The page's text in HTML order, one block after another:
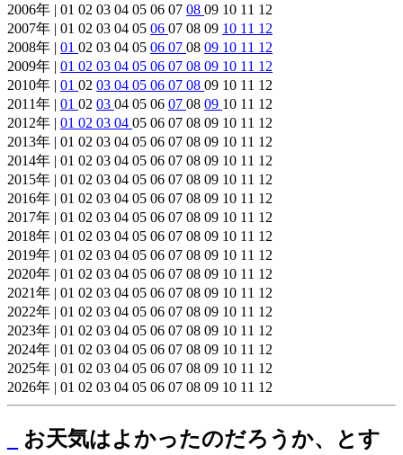
2006年 | 01 02 03 04 05 06 07 08 09 10 11 12
2007年 | 01 02 03 04 05 06 07 08 09 10 11 12
2008年 | 01 02 03 04 05 06 07 08 09 10 11 12
2009年 | 01 02 03 04 05 06 07 08 09 10 11 12
2010年 | 01 02 03 04 05 06 07 08 09 10 11 12
2011年 | 01 02 03 04 05 06 07 08 09 10 11 12
2012年 | 01 02 03 04 05 06 07 08 09 10 11 12
2013年 | 01 02 03 04 05 06 07 08 09 10 11 12
2014年 | 01 02 03 04 05 06 07 08 09 10 11 12
2015年 | 01 02 03 04 05 06 07 08 09 10 11 12
2016年 | 01 02 03 04 05 06 07 08 09 10 11 12
2017年 | 01 02 03 04 05 06 07 08 09 10 11 12
2018年 | 01 02 03 04 05 06 07 08 09 10 11 12
2019年 | 01 02 03 04 05 06 07 08 09 10 11 12
2020年 | 01 02 03 04 05 06 07 08 09 10 11 12
2021年 | 01 02 03 04 05 06 07 08 09 10 11 12
2022年 | 01 02 03 04 05 06 07 08 09 10 11 12
2023年 | 01 02 03 04 05 06 07 08 09 10 11 12
2024年 | 01 02 03 04 05 06 07 08 09 10 11 12
2025年 | 01 02 03 04 05 06 07 08 09 10 11 12
2026年 | 01 02 03 04 05 06 07 08 09 10 11 12
お天気はよかったのだろうか、とす